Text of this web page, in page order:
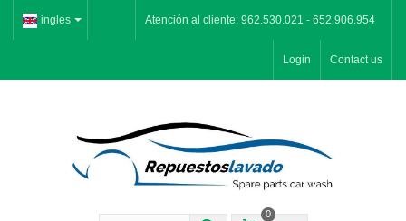
Atención al cliente: 962.530.021 - 652.906.954
ingles
Contact us
Login
0